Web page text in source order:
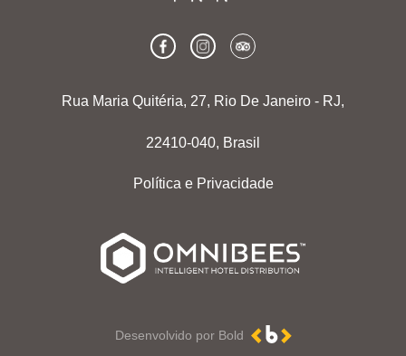
Rua Maria Quitéria, 27, Rio De Janeiro - RJ,
22410-040, Brasil
Política e Privacidade
Desenvolvido por Bold